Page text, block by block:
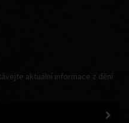
aktuální informace z dění